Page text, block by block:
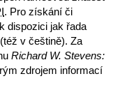
. Pro získání či
dispozici jak řada
v češtině). Za
Richard W. Stevens:
zdrojem informací